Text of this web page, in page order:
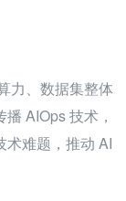
力、数据集整体
AIOps 技术，
术难题，推动 AI